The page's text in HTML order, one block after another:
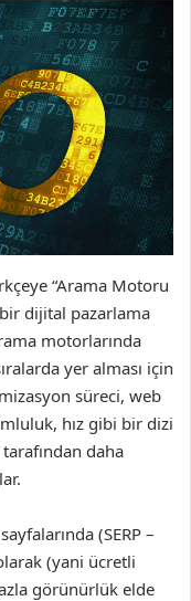
“Arama Motoru
dijital pazarlama
motorlarında
yer alması için
süreci, web
hız gibi bir dizi
daha
(SERP –
(yani ücretli
görünürlük elde